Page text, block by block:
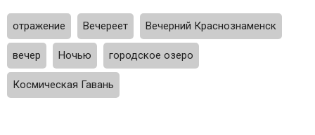
отражение Вечереет Вечерний Краснознаменск
вечер Ночью городское озеро
Космическая Гавань